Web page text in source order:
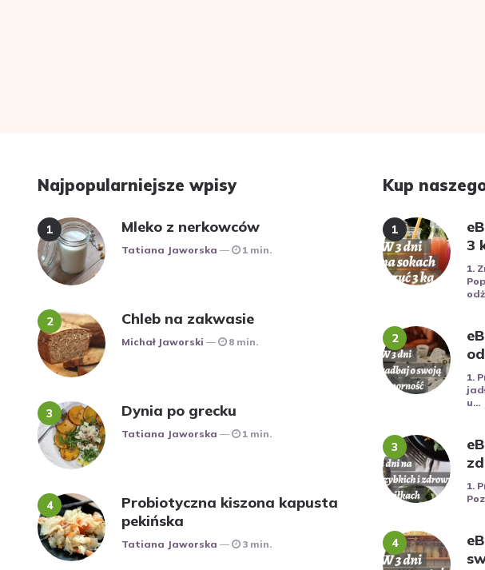
Najpopularniejsze wpisy
Mleko z nerkowców
Posted
Tatiana Jaworska 1 min.
Chleb na zakwasie
Posted
Michał Jaworski 8 min.
Dynia po grecku
Posted
Tatiana Jaworska 1 min.
Probiotyczna kiszona kapusta
pekińska
Posted
Tatiana Jaworska 3 min.
Kup
3
1.
1.
u...
1.